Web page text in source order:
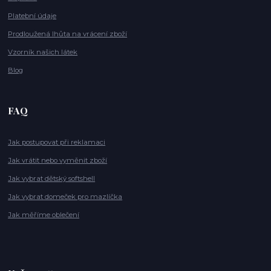
Platební údaje
Prodloužená lhůta na vrácení zboží
Vzorník našich látek
Blog
FAQ
Jak postupovat při reklamaci
Jak vrátit nebo vyměnit zboží
Jak vybrat dětský softshell
Jak vybrat domeček pro mazlíčka
Jak měříme oblečení